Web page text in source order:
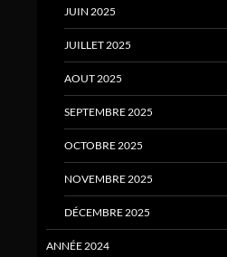
JUIN 2025
JUILLET 2025
AOUT 2025
SEPTEMBRE 2025
OCTOBRE 2025
NOVEMBRE 2025
DÉCEMBRE 2025
ANNÉE 2024